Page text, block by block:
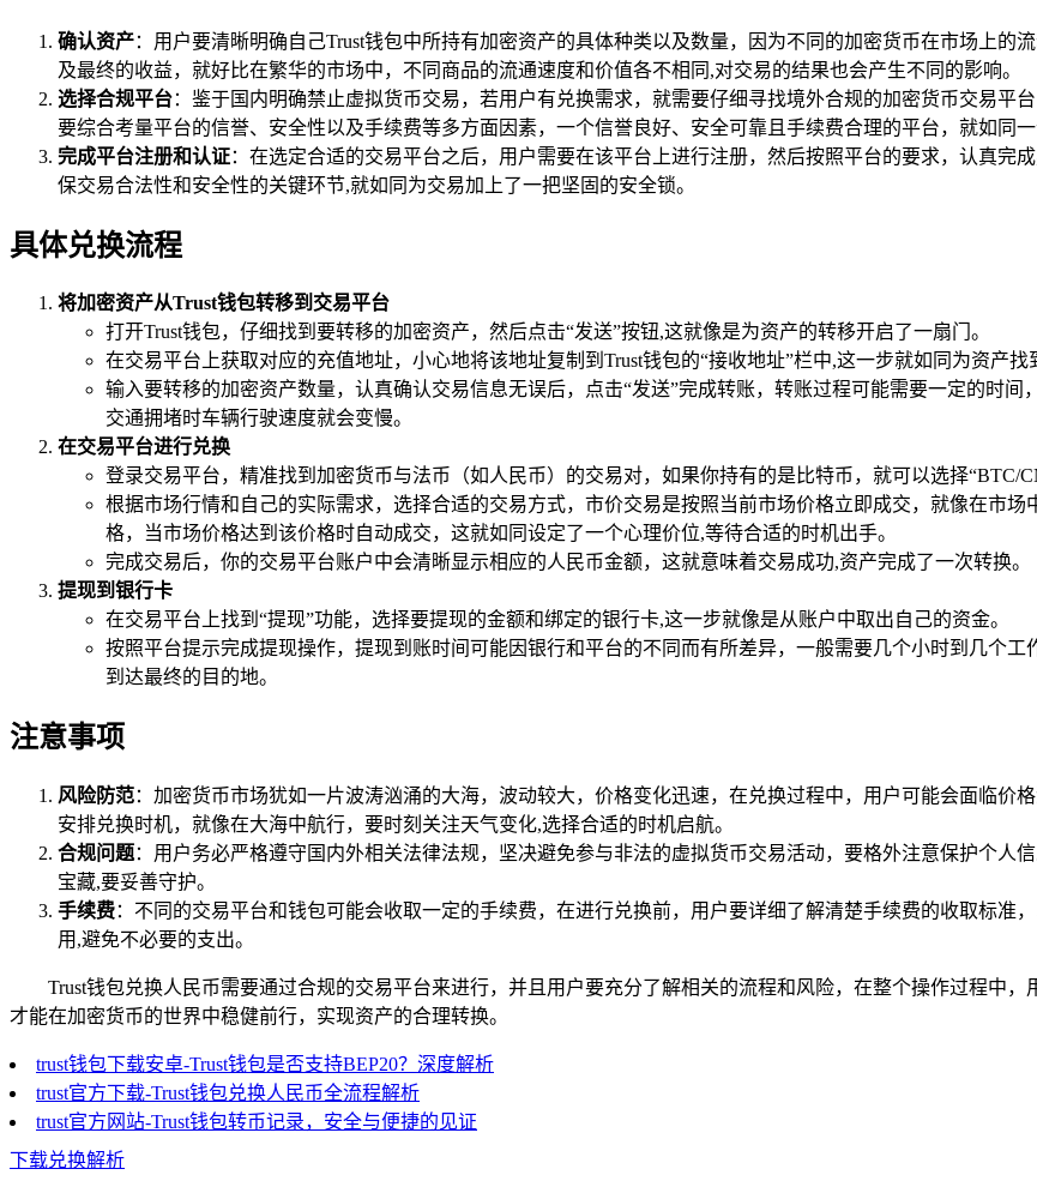
确认资产：用户要清晰明确自己Trust钱包中所持有加密资产的具体种类以及数量，因为不同的加密货币在市场上的
及最终的收益，就好比在繁华的市场中，不同商品的流通速度和价值各不相同,对交易的结果也会产生不同的影响。
选择合规平台：鉴于国内明确禁止虚拟货币交易，若用户有兑换需求，就需要仔细寻找境外合规的加密货币交易平
要综合考量平台的信誉、安全性以及手续费等多方面因素，一个信誉良好、安全可靠且手续费合理的平台，就如同
完成平台注册和认证：在选定合适的交易平台之后，用户需要在该平台上进行注册，然后按照平台的要求，认真完
保交易合法性和安全性的关键环节,就如同为交易加上了一把坚固的安全锁。
具体兑换流程
将加密资产从Trust钱包转移到交易平台
打开Trust钱包，仔细找到要转移的加密资产，然后点击“发送”按钮,这就像是为资产的转移开启了一扇门。
在交易平台上获取对应的充值地址，小心地将该地址复制到Trust钱包的“接收地址”栏中,这一步就如同为资产找
输入要转移的加密资产数量，认真确认交易信息无误后，点击“发送”完成转账，转账过程可能需要一定的时
交通拥堵时车辆行驶速度就会变慢。
在交易平台进行兑换
登录交易平台，精准找到加密货币与法币（如人民币）的交易对，如果你持有的是比特币，就可以选择“BTC/
根据市场行情和自己的实际需求，选择合适的交易方式，市价交易是按照当前市场价格立即成交，就像在市
格，当市场价格达到该价格时自动成交，这就如同设定了一个心理价位,等待合适的时机出手。
完成交易后，你的交易平台账户中会清晰显示相应的人民币金额，这就意味着交易成功,资产完成了一次转换。
提现到银行卡
在交易平台上找到“提现”功能，选择要提现的金额和绑定的银行卡,这一步就像是从账户中取出自己的资金。
按照平台提示完成提现操作，提现到账时间可能因银行和平台的不同而有所差异，一般需要几个小时到几个
到达最终的目的地。
注意事项
风险防范：加密货币市场犹如一片波涛汹涌的大海，波动较大，价格变化迅速，在兑换过程中，用户可能会面临价
安排兑换时机，就像在大海中航行，要时刻关注天气变化,选择合适的时机启航。
合规问题：用户务必严格遵守国内外相关法律法规，坚决避免参与非法的虚拟货币交易活动，要格外注意保护个人
宝藏,要妥善守护。
手续费：不同的交易平台和钱包可能会收取一定的手续费，在进行兑换前，用户要详细了解清楚手续费的收取标准
用,避免不必要的支出。
Trust钱包兑换人民币需要通过合规的交易平台来进行，并且用户要充分了解相关的流程和风险，在整个操作过程中
才能在加密货币的世界中稳健前行，实现资产的合理转换。
trust钱包下载安卓-Trust钱包是否支持BEP20？深度解析
trust官方下载-Trust钱包兑换人民币全流程解析
trust官方网站-Trust钱包转币记录，安全与便捷的见证
下载兑换解析